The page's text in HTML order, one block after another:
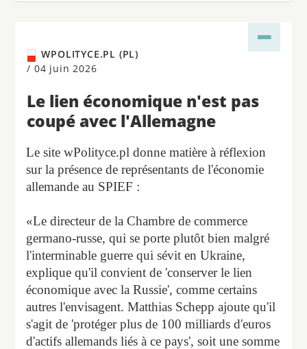
WPOLITYCE.PL (PL)
/ 04 juin 2026
Le lien économique n'est pas
coupé avec l'Allemagne
Le site wPolityce.pl donne matière à réflexion
sur la présence de représentants de l'économie
allemande au SPIEF :
«Le directeur de la Chambre de commerce
germano-russe, qui se porte plutôt bien malgré
l'interminable guerre qui sévit en Ukraine,
explique qu'il convient de 'conserver le lien
économique avec la Russie', comme certains
autres l'envisagent. Matthias Schepp ajoute qu'il
s'agit de 'protéger plus de 100 milliards d'euros
d'actifs allemands liés à ce pays', soit une somme